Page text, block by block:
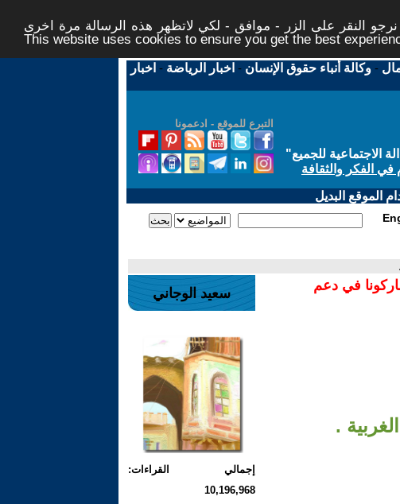
النقر على الزر - موافق - لكي لاتظهر هذه الرسالة مرة اخرى -
This website uses cookies to ensure you get the best
-وكالة أنباء حقوق الإنسان - اخبار الرياضة - اخبار
التبرع للموقع - ادعمونا
الاجتماعية للجميع"
في الفكر والثقافة
الموقع البديل
في دعم
.
سعيد الوجاني
إجمالي القراءات:
10,196,968